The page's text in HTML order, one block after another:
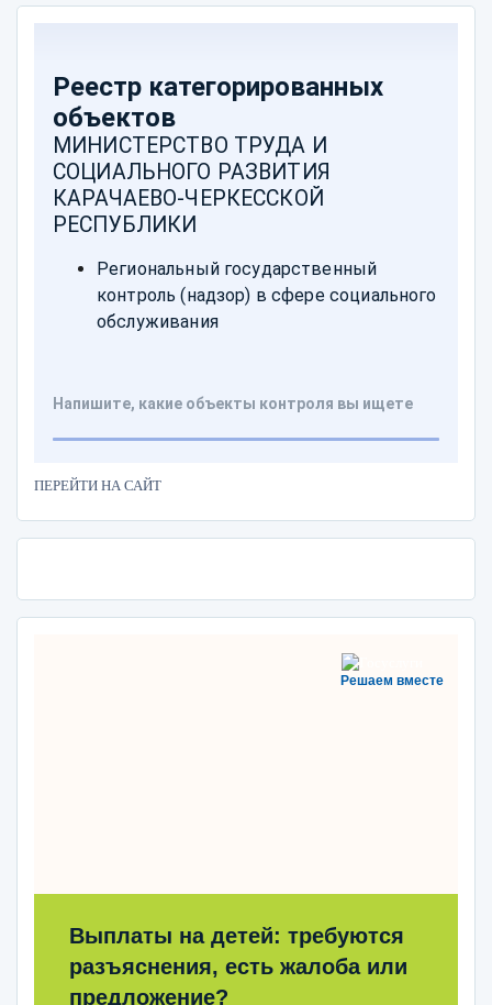
ПЕРЕЙТИ НА САЙТ
Решаем вместе
Выплаты на детей: требуются
разъяснения, есть жалоба или
предложение?